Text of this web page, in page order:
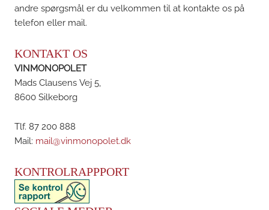
andre spørgsmål er du velkommen til at kontakte os på
telefon eller mail.
KONTAKT OS
VINMONOPOLET
Mads Clausens Vej 5,
8600 Silkeborg
Tlf. 87 200 888
Mail: mail@vinmonopolet.dk
KONTROLRAPPPORT